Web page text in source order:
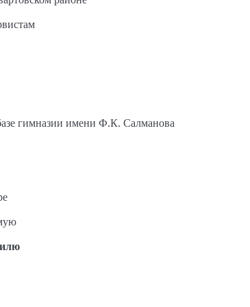
гимназии имени Ф.К. Салманова